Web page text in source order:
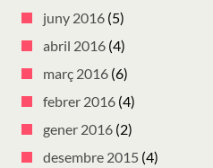
juny 2016 (5)
abril 2016 (4)
març 2016 (6)
febrer 2016 (4)
gener 2016 (2)
desembre 2015 (4)